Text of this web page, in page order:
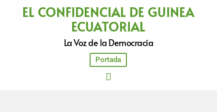
EL CONFIDENCIAL DE GUINEA
ECUATORIAL
La Voz de la Democracia
Portada